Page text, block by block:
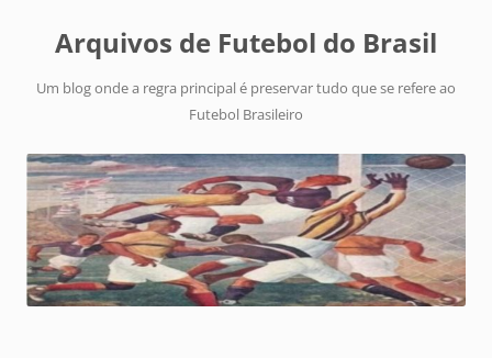
Arquivos de Futebol do Brasil
Um blog onde a regra principal é preservar tudo que se refere ao
Futebol Brasileiro